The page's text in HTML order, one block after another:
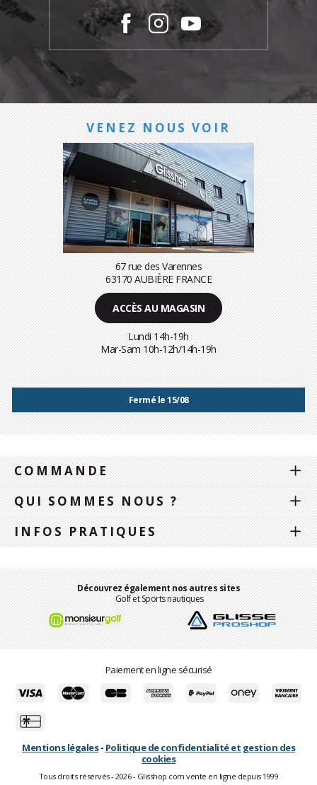
VENEZ NOUS VOIR
67 rue des Varennes
63170 AUBIÈRE FRANCE
ACCÈS AU MAGASIN
Lundi 14h-19h
Mar-Sam 10h-12h/14h-19h
Fermé le 15/08
COMMANDE
QUI SOMMES NOUS ?
INFOS PRATIQUES
Découvrez également nos autres sites
Golf et Sports nautiques
Paiement en ligne sécurisé
Mentions légales- Politique de confidentialité et gestion des
cookies
Tous droits réservés - 2026 - Glisshop.com vente en ligne depuis 1999